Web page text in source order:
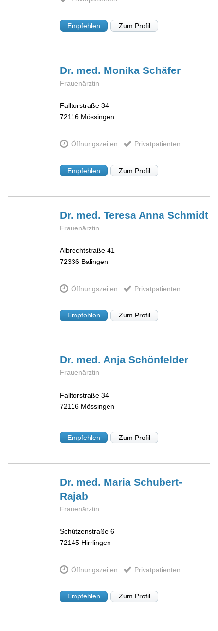
Empfehlen Zum Profil
Dr. med. MonikaSchäfer
Frauenärztin
Falltorstraße 34
72116 Mössingen
Öffnungszeiten Privatpatienten
Empfehlen Zum Profil
Dr. med. Teresa AnnaSchmidt
Frauenärztin
Albrechtstraße 41
72336 Balingen
Öffnungszeiten Privatpatienten
Empfehlen Zum Profil
Dr. med. AnjaSchönfelder
Frauenärztin
Falltorstraße 34
72116 Mössingen
Empfehlen Zum Profil
Dr. med. MariaSchubert-
Rajab
Frauenärztin
Schützenstraße 6
72145 Hirrlingen
Öffnungszeiten Privatpatienten
Empfehlen Zum Profil